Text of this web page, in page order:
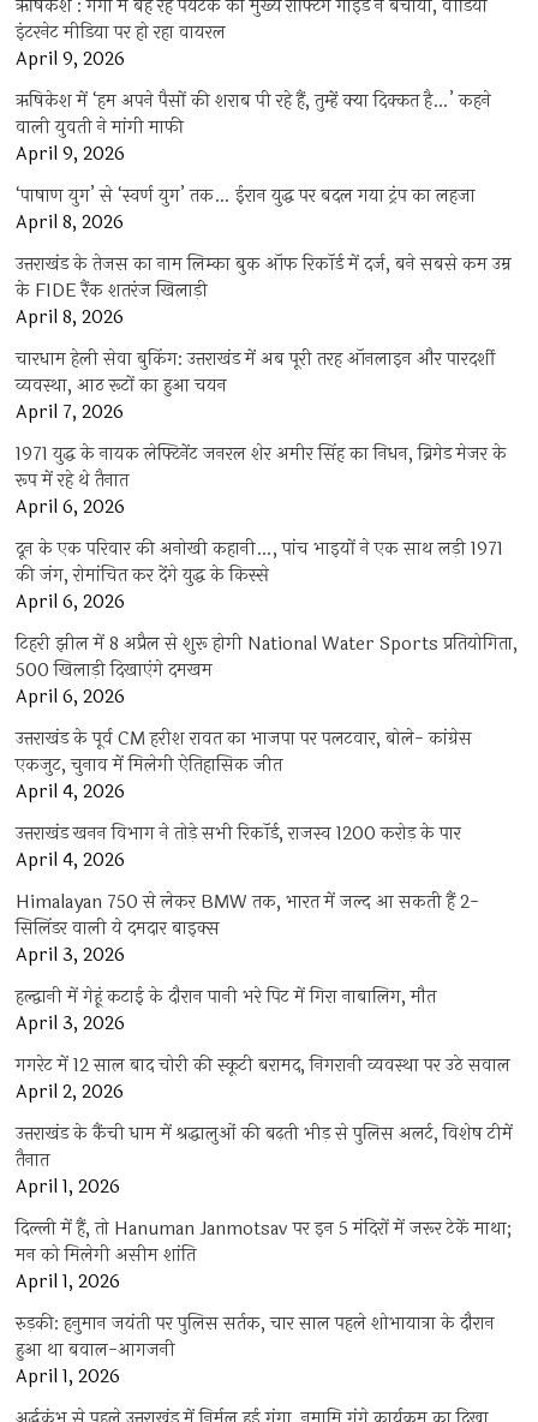
ऋषिकेश : गंगा में बह रहे पर्यटक को मुख्य राफ्टिंग गाइड ने बचाया, वीडियो
इंटरनेट मीडिया पर हो रहा वायरल
April 9, 2026
ऋषिकेश में ‘हम अपने पैसों की शराब पी रहे हैं, तुम्हें क्या दिक्कत है…’ कहने
वाली युवती ने मांगी माफी
April 9, 2026
‘पाषाण युग’ से ‘स्वर्ण युग’ तक… ईरान युद्ध पर बदल गया ट्रंप का लहजा
April 8, 2026
उत्तराखंड के तेजस का नाम लिम्का बुक ऑफ रिकॉर्ड में दर्ज, बने सबसे कम उम्र
के FIDE रैंक शतरंज खिलाड़ी
April 8, 2026
चारधाम हेली सेवा बुकिंग: उत्तराखंड में अब पूरी तरह ऑनलाइन और पारदर्शी
व्यवस्था, आठ रूटों का हुआ चयन
April 7, 2026
1971 युद्ध के नायक लेफ्टिनेंट जनरल शेर अमीर सिंह का निधन, ब्रिगेड मेजर के
रूप में रहे थे तैनात
April 6, 2026
दून के एक परिवार की अनोखी कहानी…, पांच भाइयों ने एक साथ लड़ी 1971
की जंग, रोमांचित कर देंगे युद्ध के किस्से
April 6, 2026
टिहरी झील में 8 अप्रैल से शुरू होगी National Water Sports प्रतियोगिता,
500 खिलाड़ी दिखाएंगे दमखम
April 6, 2026
उत्तराखंड के पूर्व CM हरीश रावत का भाजपा पर पलटवार, बोले- कांग्रेस
एकजुट, चुनाव में मिलेगी ऐतिहासिक जीत
April 4, 2026
उत्तराखंड खनन विभाग ने तोड़े सभी रिकॉर्ड, राजस्व 1200 करोड़ के पार
April 4, 2026
Himalayan 750 से लेकर BMW तक, भारत में जल्द आ सकती हैं 2-
सिलिंडर वाली ये दमदार बाइक्स
April 3, 2026
हल्द्वानी में गेहूं कटाई के दौरान पानी भरे पिट में गिरा नाबालिग, मौत
April 3, 2026
गगरेट में 12 साल बाद चोरी की स्कूटी बरामद, निगरानी व्यवस्था पर उठे सवाल
April 2, 2026
उत्तराखंड के कैंची धाम में श्रद्धालुओं की बढ़ती भीड़ से पुलिस अलर्ट, विशेष टीमें
तैनात
April 1, 2026
दिल्ली में हैं, तो Hanuman Janmotsav पर इन 5 मंदिरों में जरूर टेकें माथा;
मन को मिलेगी असीम शांति
April 1, 2026
रुड़की: हनुमान जयंती पर पुलिस सर्तक, चार साल पहले शोभायात्रा के दौरान
हुआ था बवाल-आगजनी
April 1, 2026